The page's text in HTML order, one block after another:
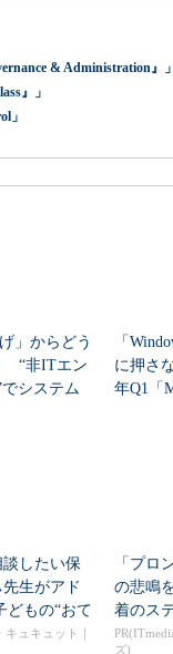
& Administration』」
』」
」
」からどう
“非ITエン
システム
「
に押さ
年Q1「
したい保
生がアド
どもの“おて
どん...
キュキュット｜
「プロ
の悲鳴
着のス
ズ)